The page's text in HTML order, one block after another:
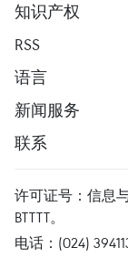
知识产权
RSS
语言
新闻服务
联系
许可证号：信息
BTTTT。
电话：(024)